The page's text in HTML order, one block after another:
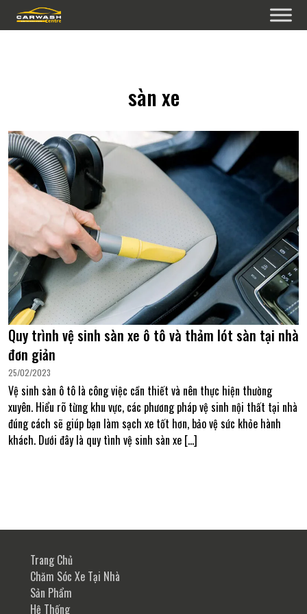
sàn xe
Quy trình vệ sinh sàn xe ô tô và thảm lót sàn tại nhà
đơn giản
25/02/2023
Vệ sinh sàn ô tô là công việc cần thiết và nên thực hiện thường
xuyên. Hiểu rõ từng khu vực, các phương pháp vệ sinh nội thất tại nhà
đúng cách sẽ giúp bạn làm sạch xe tốt hơn, bảo vệ sức khỏe hành
khách. Dưới đây là quy tình vệ sinh sàn xe […]
Trang Chủ
Chăm Sóc Xe Tại Nhà
Sản Phẩm
Hệ Thống